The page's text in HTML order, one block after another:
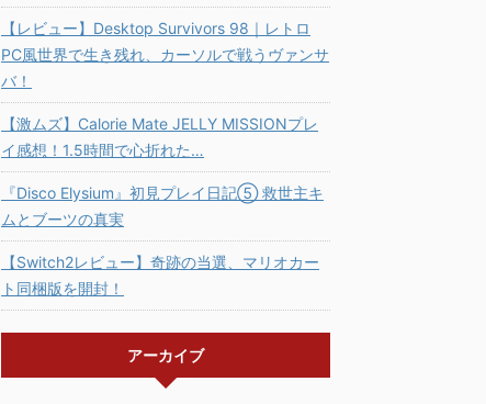
【レビュー】Desktop Survivors 98｜レトロ
PC風世界で生き残れ、カーソルで戦うヴァンサ
バ！
【激ムズ】Calorie Mate JELLY MISSIONプレ
イ感想！1.5時間で心折れた…
『Disco Elysium』初見プレイ日記⑤ 救世主キ
ムとブーツの真実
【Switch2レビュー】奇跡の当選、マリオカー
ト同梱版を開封！
アーカイブ